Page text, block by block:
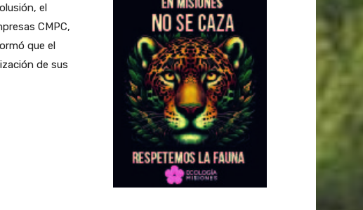
el
CMPC,
que el
de sus